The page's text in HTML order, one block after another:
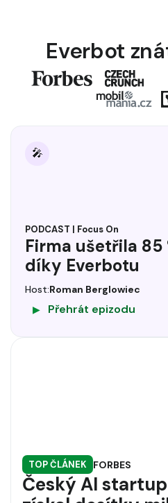
Everbot
🎤
PODCAST | Focus On
Firma ušetřila 85
díky Everbotu
Host:Roman Berglowiec
▶
Přehrát epizodu
TOP ČLÁNEK FORBES
Český AI